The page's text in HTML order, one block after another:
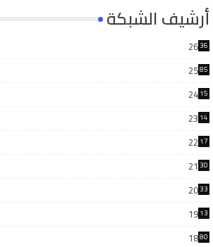
أرشيف الشبكة
2636
2585
2415
6
23 14
6
2217
3
21 30
6
2033
8
1913
7
1880